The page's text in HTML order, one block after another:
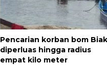
Pencarian korban bom Biak
diperluas hingga radius
empat kilo meter